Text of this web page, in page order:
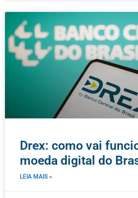
Drex: como vai
moeda digital do
LEIA MAIS »